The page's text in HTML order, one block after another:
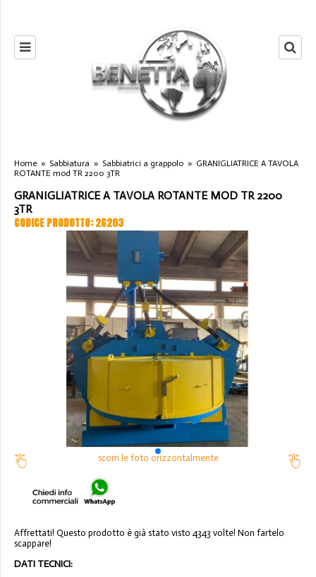
Home » Sabbiatura » Sabbiatrici a grappolo » GRANIGLIATRICE A TAVOLA
ROTANTE mod TR 2200 3TR
GRANIGLIATRICE A TAVOLA ROTANTE MOD TR 2200
3TR
CODICE PRODOTTO: 26203
scorri le foto orizzontalmente
Affrettati! Questo prodotto è già stato visto 4343 volte! Non fartelo
scappare!
DATI TECNICI: